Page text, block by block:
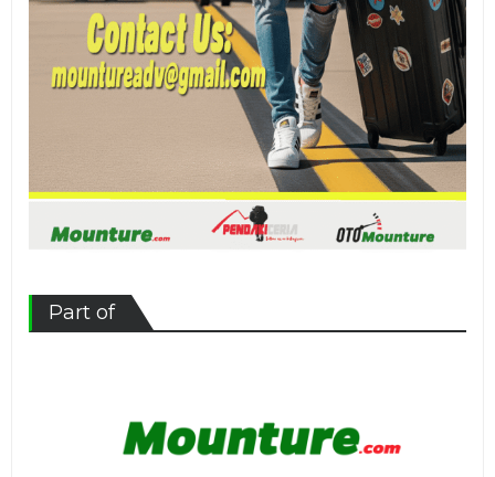
Part of